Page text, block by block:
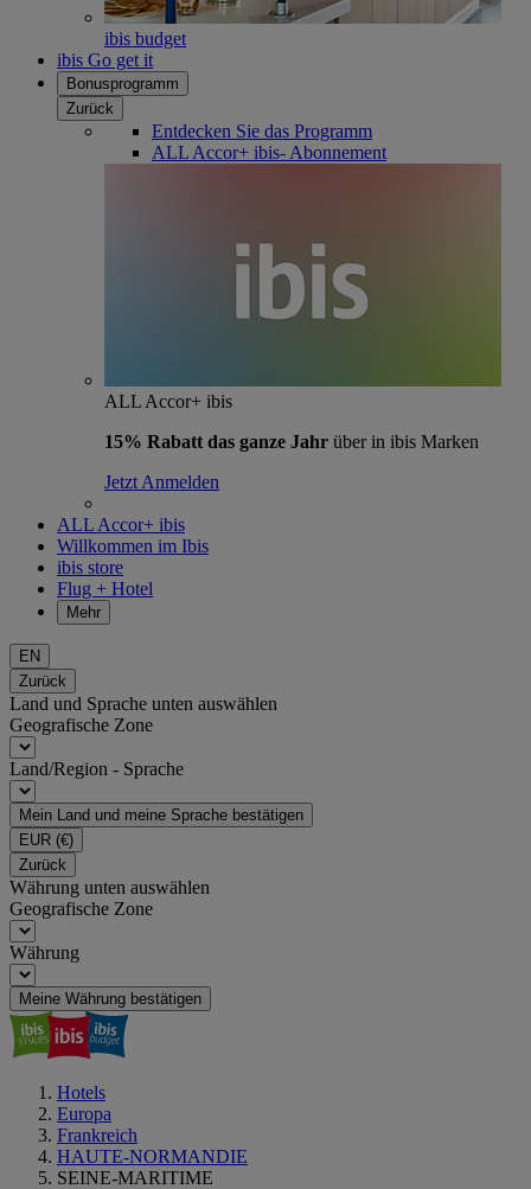
ibis budget
ibis Go get it
Bonusprogramm
Zurück
Entdecken Sie das Programm
ALL Accor+ ibis- Abonnement
ALL Accor+ ibis
15% Rabatt das ganze Jahr über in ibis Marken
Jetzt Anmelden
ALL Accor+ ibis
Willkommen im Ibis
ibis store
Flug + Hotel
Mehr
EN
Zurück
Land und Sprache unten auswählen
Geografische Zone
Land/Region - Sprache
Mein Land und meine Sprache bestätigen
EUR (€)
Zurück
Währung unten auswählen
Geografische Zone
Währung
Meine Währung bestätigen
Hotels
Europa
Frankreich
HAUTE-NORMANDIE
SEINE-MARITIME